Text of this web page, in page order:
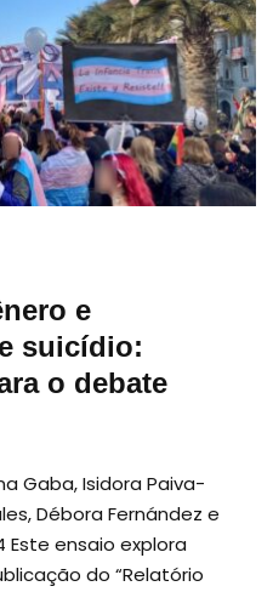
e
suicídio:
o debate
Gaba, Isidora Paiva-
Débora Fernández e
Este ensaio explora
do “Relatório